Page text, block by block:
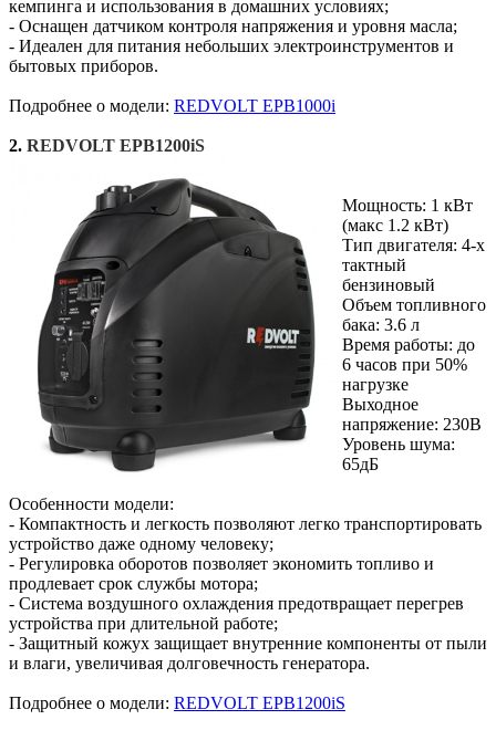
кемпинга и использования в домашних условиях;
- Оснащен датчиком контроля напряжения и уровня масла;
- Идеален для питания небольших электроинструментов и
бытовых приборов.
Подробнее о модели: REDVOLT EPB1000i
2. REDVOLT EPB1200iS
Мощность: 1 кВт
(макс 1.2 кВт)
Тип двигателя: 4-х
тактный
бензиновый
Объем топливного
бака: 3.6 л
Время работы: до
6 часов при 50%
нагрузке
Выходное
напряжение: 230В
Уровень шума:
65дБ
Особенности модели:
- Компактность и легкость позволяют легко транспортировать
устройство даже одному человеку;
- Регулировка оборотов позволяет экономить топливо и
продлевает срок службы мотора;
- Система воздушного охлаждения предотвращает перегрев
устройства при длительной работе;
- Защитный кожух защищает внутренние компоненты от пыли
и влаги, увеличивая долговечность генератора.
Подробнее о модели: REDVOLT EPB1200iS